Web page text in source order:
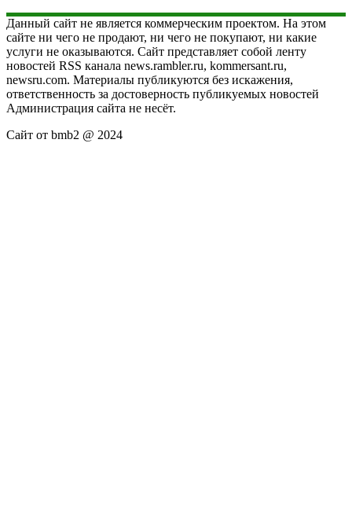
Данный сайт не является коммерческим проектом. На этом
сайте ни чего не продают, ни чего не покупают, ни какие
услуги не оказываются. Сайт представляет собой ленту
новостей RSS канала news.rambler.ru, kommersant.ru,
newsru.com. Материалы публикуются без искажения,
ответственность за достоверность публикуемых новостей
Администрация сайта не несёт.
Сайт от bmb2 @ 2024